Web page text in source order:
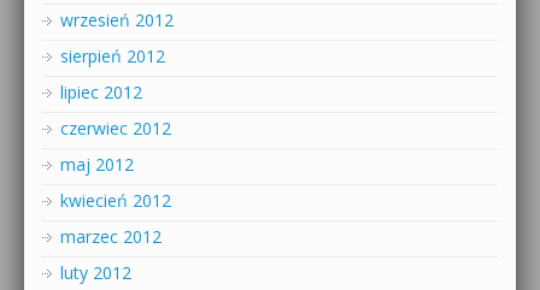
wrzesień 2012
sierpień 2012
lipiec 2012
czerwiec 2012
maj 2012
kwiecień 2012
marzec 2012
luty 2012